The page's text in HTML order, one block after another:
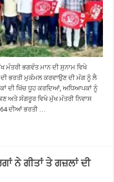
ਭਗਵੰਤ ਮਾਨ ਦੀ ਸੁਨਾਮ ਵਿਖੇ
ਭਰਤੀ ਮੁਕੰਮਲ ਕਰਵਾਉਣ ਦੀ ਮੰਗ ਨੂੰ ਲੈ
ਦੀ ਖਿੱਚ ਧੂਹ ਕਰਦਿਆਂ, ਅਧਿਆਪਕਾਂ ਨੂੰ
ਅਤੇ ਸੰਗਰੂਰ ਵਿਖੇ ਮੁੱਖ ਮੰਤਰੀ ਨਿਵਾਸ
ਦੀਆਂ ਭਰਤੀ …
ਨੇ ਗੀਤਾਂ ਤੇ ਗਜ਼ਲਾਂ ਦੀ